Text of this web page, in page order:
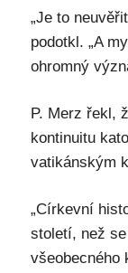
„Je to
podotkl. „A
ohromný
P. Merz řekl,
kontinuitu
vatikánským
„Církevní
století, než
všeobecného